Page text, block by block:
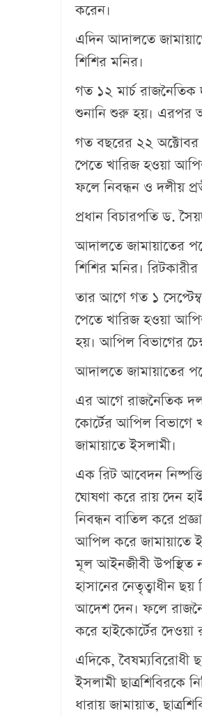
করেন।
এদিন আদালতে
শিশির মনির।
গত ১২ মার্চ রাজনৈতিক
শুনানি শুরু হয়। এরপর
গত বছরের ২২ অক্টোবর
পেতে খারিজ হওয়া
ফলে নিবন্ধন ও দলীয়
প্রধান বিচারপতি ড.
আদালতে জামায়াতের
শিশির মনির।
তার আগে গত ১
পেতে খারিজ হওয়া
হয়। আপিল বিভাগের
আদালতে জামায়াতের
এর আগে রাজনৈতিক দল
কোর্টের আপিল
জামায়াতে ইসলামী।
এক রিট আবেদন
ঘোষণা করে রায় দেন
নিবন্ধন বাতিল করে
আপিল করে জামায়াতে
মূল আইনজীবী উপস্থিত
হাসানের নেতৃত্বাধীন
আদেশ দেন। ফলে
করে হাইকোর্টের দেওয়া
এদিকে, বৈষম্যবিরোধী
ইসলামী ছাত্রশিবিরকে
ধারায় জামায়াত,